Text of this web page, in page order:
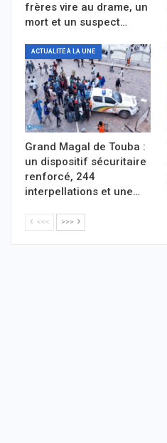
frères vire au drame, un
mort et un suspect…
ACTUALITÉ À LA UNE
Grand Magal de Touba :
un dispositif sécuritaire
renforcé, 244
interpellations et une…
<<< >>>